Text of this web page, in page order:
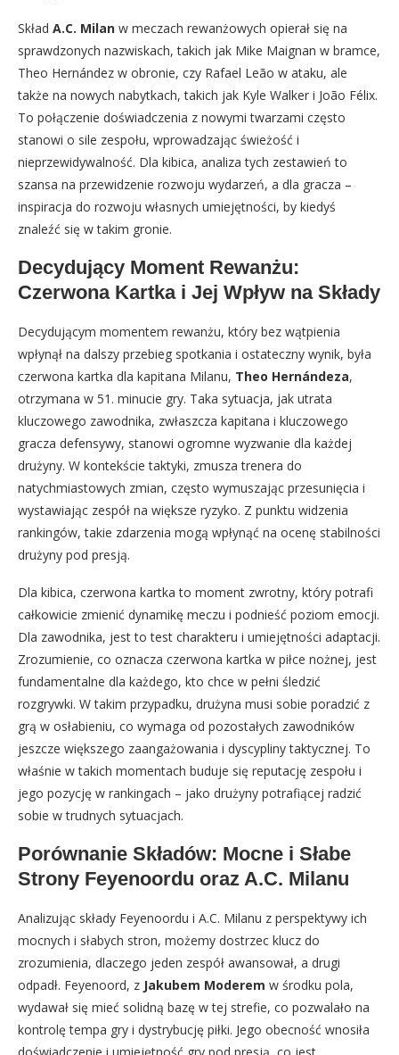
Skład A.C. Milan w meczach rewanżowych opierał się na
sprawdzonych nazwiskach, takich jak Mike Maignan w bramce,
Theo Hernández w obronie, czy Rafael Leão w ataku, ale
także na nowych nabytkach, takich jak Kyle Walker i João Félix.
To połączenie doświadczenia z nowymi twarzami często
stanowi o sile zespołu, wprowadzając świeżość i
nieprzewidywalność. Dla kibica, analiza tych zestawień to
szansa na przewidzenie rozwoju wydarzeń, a dla gracza –
inspiracja do rozwoju własnych umiejętności, by kiedyś
znaleźć się w takim gronie.
Decydujący Moment Rewanżu:
Czerwona Kartka i Jej Wpływ na Składy
Decydującym momentem rewanżu, który bez wątpienia
wpłynął na dalszy przebieg spotkania i ostateczny wynik, była
czerwona kartka dla kapitana Milanu, Theo Hernándeza,
otrzymana w 51. minucie gry. Taka sytuacja, jak utrata
kluczowego zawodnika, zwłaszcza kapitana i kluczowego
gracza defensywy, stanowi ogromne wyzwanie dla każdej
drużyny. W kontekście taktyki, zmusza trenera do
natychmiastowych zmian, często wymuszając przesunięcia i
wystawiając zespół na większe ryzyko. Z punktu widzenia
rankingów, takie zdarzenia mogą wpłynąć na ocenę stabilności
drużyny pod presją.
Dla kibica, czerwona kartka to moment zwrotny, który potrafi
całkowicie zmienić dynamikę meczu i podnieść poziom emocji.
Dla zawodnika, jest to test charakteru i umiejętności adaptacji.
Zrozumienie, co oznacza czerwona kartka w piłce nożnej, jest
fundamentalne dla każdego, kto chce w pełni śledzić
rozgrywki. W takim przypadku, drużyna musi sobie poradzić z
grą w osłabieniu, co wymaga od pozostałych zawodników
jeszcze większego zaangażowania i dyscypliny taktycznej. To
właśnie w takich momentach buduje się reputację zespołu i
jego pozycję w rankingach – jako drużyny potrafiącej radzić
sobie w trudnych sytuacjach.
Porównanie Składów: Mocne i Słabe
Strony Feyenoordu oraz A.C. Milanu
Analizując składy Feyenoordu i A.C. Milanu z perspektywy ich
mocnych i słabych stron, możemy dostrzec klucz do
zrozumienia, dlaczego jeden zespół awansował, a drugi
odpadł. Feyenoord, z Jakubem Moderem w środku pola,
wydawał się mieć solidną bazę w tej strefie, co pozwalało na
kontrolę tempa gry i dystrybucję piłki. Jego obecność wnosiła
doświadczenie i umiejętność gry pod presją, co jest